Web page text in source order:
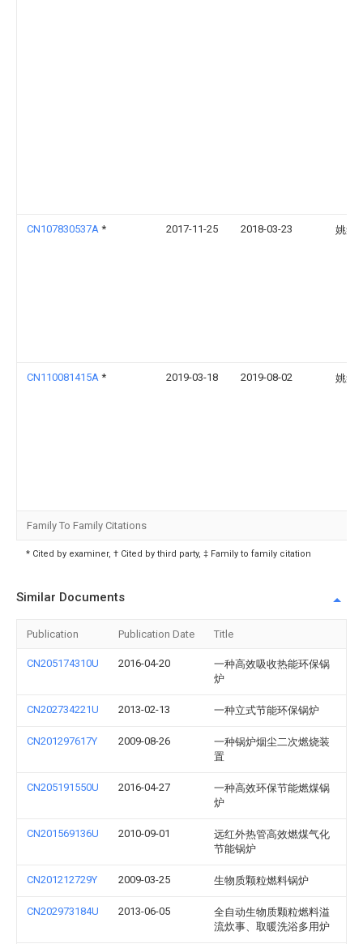
CN107830537A * 2017-11-25 2018-03-23 姚舜
CN110081415A * 2019-03-18 2019-08-02 姚舜
Family To Family Citations
* Cited by examiner, † Cited by third party, ‡ Family to family citation
Similar Documents
Publication Publication Date Title
CN205174310U 2016-04-20
一种高效吸收热能环保锅
炉
CN202734221U 2013-02-13 一种立式节能环保锅炉
CN201297617Y 2009-08-26
一种锅炉烟尘二次燃烧装
置
CN205191550U 2016-04-27
一种高效环保节能燃煤锅
炉
CN201569136U 2010-09-01
远红外热管高效燃煤气化
节能锅炉
CN201212729Y 2009-03-25 生物质颗粒燃料锅炉
CN202973184U 2013-06-05
全自动生物质颗粒燃料溢
流炊事、取暖洗浴多用炉